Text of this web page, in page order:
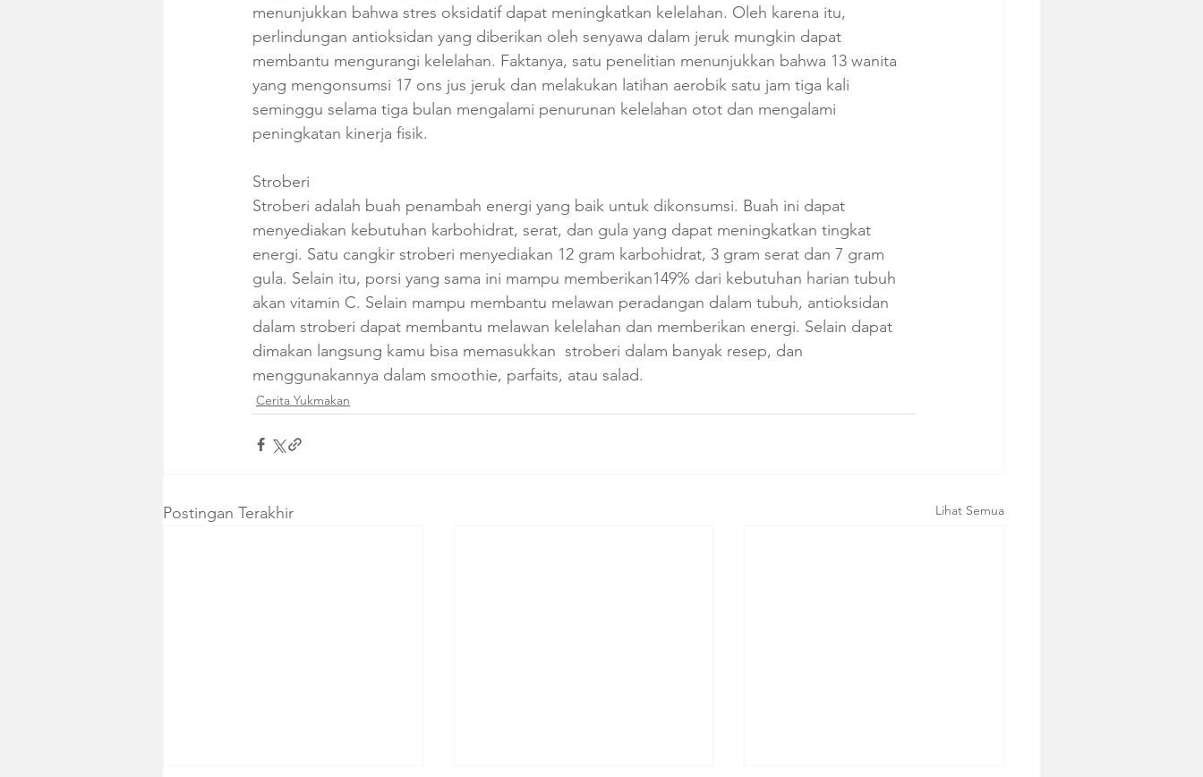
menunjukkan bahwa stres oksidatif dapat meningkatkan kelelahan. Oleh karena itu,
perlindungan antioksidan yang diberikan oleh senyawa dalam jeruk mungkin dapat
membantu mengurangi kelelahan. Faktanya, satu penelitian menunjukkan bahwa 13 wanita
yang mengonsumsi 17 ons jus jeruk dan melakukan latihan aerobik satu jam tiga kali
seminggu selama tiga bulan mengalami penurunan kelelahan otot dan mengalami
peningkatan kinerja fisik.
Stroberi
Stroberi adalah buah penambah energi yang baik untuk dikonsumsi. Buah ini dapat
menyediakan kebutuhan karbohidrat, serat, dan gula yang dapat meningkatkan tingkat
energi. Satu cangkir stroberi menyediakan 12 gram karbohidrat, 3 gram serat dan 7 gram
gula. Selain itu, porsi yang sama ini mampu memberikan149% dari kebutuhan harian tubuh
akan vitamin C. Selain mampu membantu melawan peradangan dalam tubuh, antioksidan
dalam stroberi dapat membantu melawan kelelahan dan memberikan energi. Selain dapat
dimakan langsung kamu bisa memasukkan  stroberi dalam banyak resep, dan
menggunakannya dalam smoothie, parfaits, atau salad.
Cerita Yukmakan
Postingan Terakhir Lihat Semua